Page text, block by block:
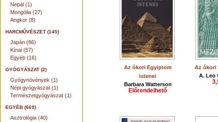
Nepál (1)
Mongólia (27)
Angkor (8)
HARCMŰVÉSZET (145)
Japán (86)
Kínai (57)
Egyéb (16)
GYÓGYÁSZAT (2)
Gyógynövények (1)
Népi gyógyászat (1)
Természetgyógyászat (1)
EGYÉB (669)
Asztrológia (40)
Az ókori Egyiptom
istenei
Barbara Watterson
Előrendelhető
Az ókori
A. Leo